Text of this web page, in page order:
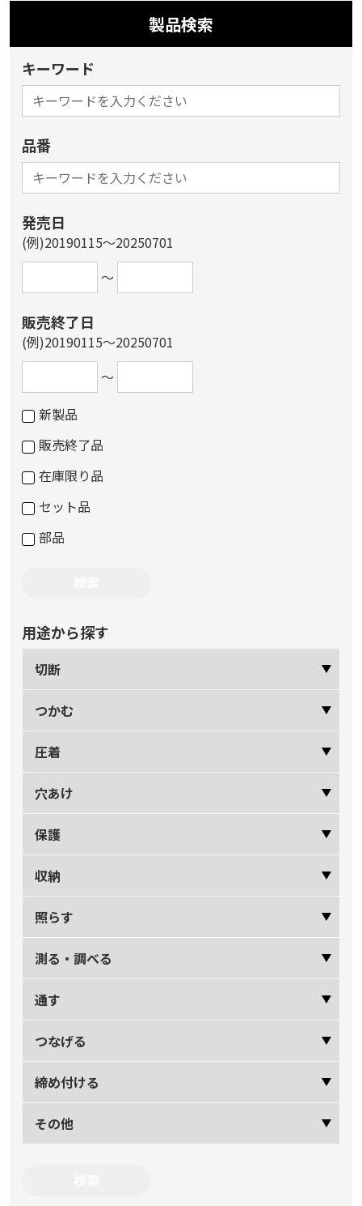
製品検索
キーワード
品番
発売日
(例)20190115～20250701
～
販売終了日
(例)20190115～20250701
～
新製品
販売終了品
在庫限り品
セット品
部品
用途から探す
切断
つかむ
圧着
穴あけ
保護
収納
照らす
測る・調べる
通す
つなげる
締め付ける
その他